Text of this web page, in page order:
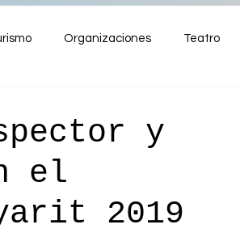
Organizaciones Teatro
y
el
2019